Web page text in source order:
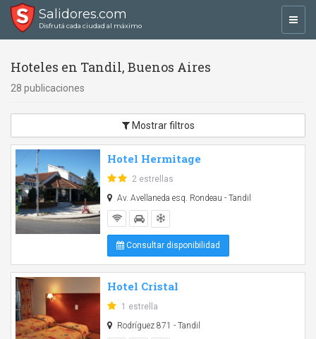
Salidores.com
Disfrutá cada ciudad al máximo
Hoteles en Tandil, Buenos Aires
28 publicaciones
Mostrar filtros
Hotel Hermitage
2 estrellas
Av. Avellaneda esq. Rondeau - Tandil
Consultar disponibilidad
Hotel Cristal
1 estrella
Rodríguez 871 - Tandil